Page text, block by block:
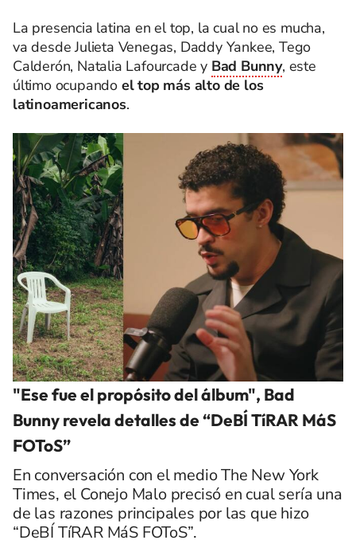
La presencia latina en el top, la cual no es mucha,
va desde Julieta Venegas, Daddy Yankee, Tego
Calderón, Natalia Lafourcade y Bad Bunny, este
último ocupando el top más alto de los
latinoamericanos.
"Ese fue el propósito del álbum", Bad
Bunny revela detalles de “DeBÍ TíRAR MáS
FOToS”
En conversación con el medio The New York
Times, el Conejo Malo precisó en cual sería una
de las razones principales por las que hizo
“DeBÍ TíRAR MáS FOToS”.